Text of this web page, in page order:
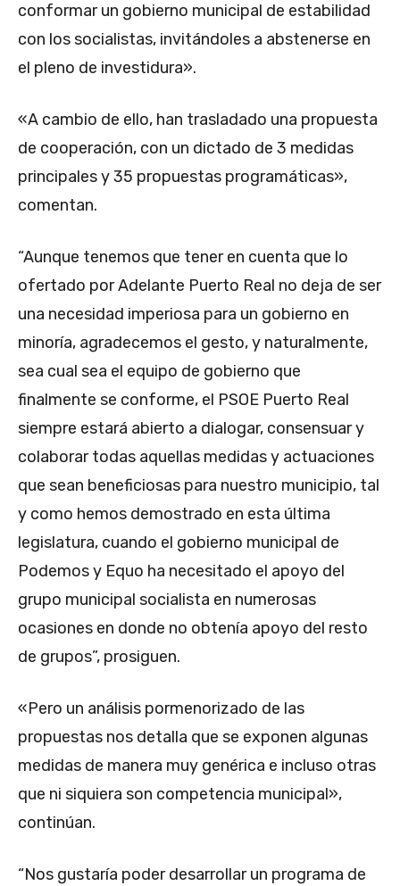
conformar un gobierno municipal de estabilidad
con los socialistas, invitándoles a abstenerse en
el pleno de investidura».
«A cambio de ello, han trasladado una propuesta
de cooperación, con un dictado de 3 medidas
principales y 35 propuestas programáticas»,
comentan.
“Aunque tenemos que tener en cuenta que lo
ofertado por Adelante Puerto Real no deja de ser
una necesidad imperiosa para un gobierno en
minoría, agradecemos el gesto, y naturalmente,
sea cual sea el equipo de gobierno que
finalmente se conforme, el PSOE Puerto Real
siempre estará abierto a dialogar, consensuar y
colaborar todas aquellas medidas y actuaciones
que sean beneficiosas para nuestro municipio, tal
y como hemos demostrado en esta última
legislatura, cuando el gobierno municipal de
Podemos y Equo ha necesitado el apoyo del
grupo municipal socialista en numerosas
ocasiones en donde no obtenía apoyo del resto
de grupos”, prosiguen.
«Pero un análisis pormenorizado de las
propuestas nos detalla que se exponen algunas
medidas de manera muy genérica e incluso otras
que ni siquiera son competencia municipal»,
continúan.
“Nos gustaría poder desarrollar un programa de